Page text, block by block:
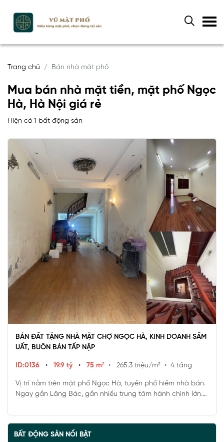
Trang chủ Bán nhà mặt phố
Mua bán nhà mặt tiền, mặt phố Ngọc
Hà, Hà Nội giá rẻ
Hiện có 1 bất động sản
BÁN ĐẤT TẶNG NHÀ MẶT CHỢ NGỌC HÀ, KINH DOANH SẦM
UẤT, BUÔN BÁN TẤP NẬP
ID:0136 • 19.9 tỷ • 75 m² • 265.3 triệu/m² • 4 tầng
Vị trí nằm trên mặt phố Ngọc Hà, tuyến phố hiếm nhà bán.
Ngay gần Lăng Bác, gần nhiều trung tâm hành chính lớn.
doanh buôn bán tấp nập.
BẤT ĐỘNG SẢN NỔI BẬT